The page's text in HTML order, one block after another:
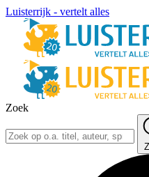
Luisterrijk - vertelt alles
Zoek